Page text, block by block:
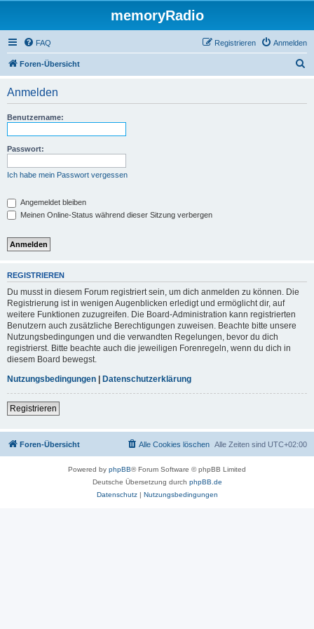
memoryRadio
FAQ Anmelden
Registrieren
Foren-Übersicht
Anmelden
Benutzername:
Passwort:
Ich habe mein Passwort vergessen
Angemeldet bleiben
Meinen Online-Status während dieser Sitzung verbergen
REGISTRIEREN
Du musst in diesem Forum registriert sein, um dich anmelden zu können. Die
Registrierung ist in wenigen Augenblicken erledigt und ermöglicht dir, auf
weitere Funktionen zuzugreifen. Die Board-Administration kann registrierten
Benutzern auch zusätzliche Berechtigungen zuweisen. Beachte bitte unsere
Nutzungsbedingungen und die verwandten Regelungen, bevor du dich
registrierst. Bitte beachte auch die jeweiligen Forenregeln, wenn du dich in
diesem Board bewegst.
Nutzungsbedingungen | Datenschutzerklärung
Registrieren
Foren-Übersicht Alle Zeiten sind UTC+02:00
Alle Cookies löschen
Powered by phpBB® Forum Software © phpBB Limited
Deutsche Übersetzung durch phpBB.de
Datenschutz| Nutzungsbedingungen